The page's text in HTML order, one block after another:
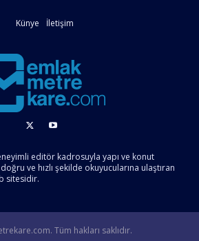
Künye İletişim
editör kadrosuyla yapı ve konut
ve hızlı şekilde okuyucularına ulaştıran
sitesidir.
Tüm hakları saklıdır.